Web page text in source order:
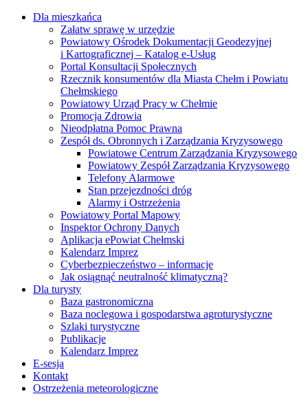
Dla mieszkańca
Załatw sprawę w urzędzie
Powiatowy Ośrodek Dokumentacji Geodezyjnej
i Kartograficznej – Katalog e-Usług
Portal Konsultacji Społecznych
Rzecznik konsumentów dla Miasta Chełm i Powiatu
Chełmskiego
Powiatowy Urząd Pracy w Chełmie
Promocja Zdrowia
Nieodpłatna Pomoc Prawna
Zespół ds. Obronnych i Zarządzania Kryzysowego
Powiatowe Centrum Zarządzania Kryzysowego
Powiatowy Zespół Zarządzania Kryzysowego
Telefony Alarmowe
Stan przejezdności dróg
Alarmy i Ostrzeżenia
Powiatowy Portal Mapowy
Inspektor Ochrony Danych
Aplikacja ePowiat Chełmski
Kalendarz Imprez
Cyberbezpieczeństwo – informacje
Jak osiągnąć neutralność klimatyczną?
Dla turysty
Baza gastronomiczna
Baza noclegowa i gospodarstwa agroturystyczne
Szlaki turystyczne
Publikacje
Kalendarz Imprez
E-sesja
Kontakt
Ostrzeżenia meteorologiczne